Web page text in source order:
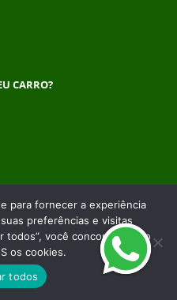
CARRO?
para fornecer a experiência
preferências e visitas
todos”, você concorda com o
os cookies.
todos